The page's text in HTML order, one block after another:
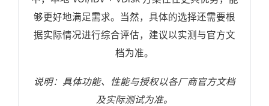
够更好地满足需求。当然，具体的选择还需要根
据实际情况进行综合评估，建议以实测与官方文
档为准。
说明：具体功能、性能与授权以各厂商官方文档
及实际测试为准。